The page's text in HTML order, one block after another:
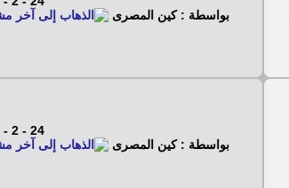
بواسطة : كين المصرى
24 - 2 - 2023
بواسطة : كين المصرى